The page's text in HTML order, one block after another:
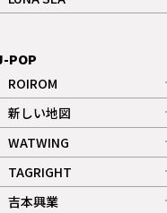
記事
POP
ROIROM
記事
新しい地図
記事
WATWING
記事
TAGRIGHT
記事
吉本興業